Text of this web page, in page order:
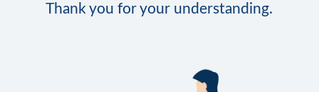
Thank you for your understanding.